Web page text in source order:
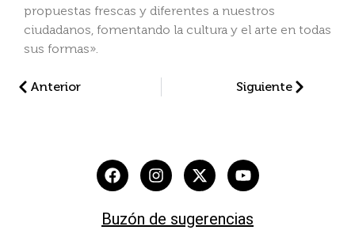
propuestas frescas y diferentes a nuestros
ciudadanos, fomentando la cultura y el arte en todas
sus formas».
Anterior Siguiente
Buzón de sugerencias